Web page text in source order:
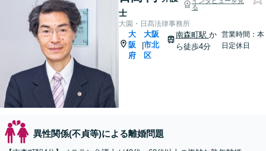
士
る
大園・日髙法律事務所
大
阪
府
|
大阪
市北
区
南森町駅 か
ら徒歩4分
営業時間：本
日定休日
異性関係(不貞等)による離婚問題